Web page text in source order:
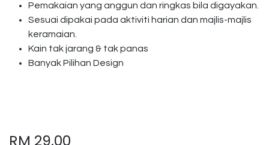
Pemakaian yang anggun dan ringkas bila digayakan.
Sesuai dipakai pada aktiviti harian dan majlis-majlis
keramaian.
Kain tak jarang & tak panas
Banyak Pilihan Design
RM 29.00